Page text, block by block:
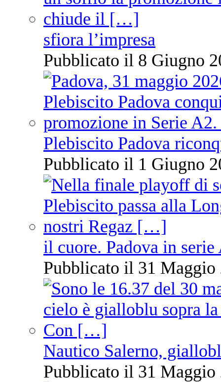
sfiora l’impresa
Pubblicato il 8 Giugno
Plebiscito Padova
Pubblicato il 1 Giugno
il cuore. Padova in serie
Pubblicato il 31 Maggio
Nautico Salerno,
Pubblicato il 31 Maggio